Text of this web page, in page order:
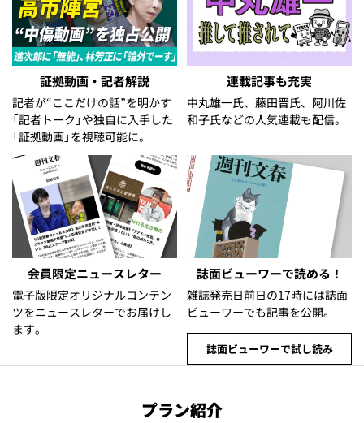
証拠動画・記者解説
記者が“ここだけの話”を明かす
「記者トーク」や独自に入手した
「証拠動画」を視聴可能に。
連載記事も充実
中丸雄一氏、藤田晋氏、阿川佐
和子氏などの人気連載も配信。
会員限定ニュースレター
電子版限定オリジナルコンテン
ツをニュースレターでお届けし
ます。
誌面ビューワーで読める！
雑誌発売日前日の17時には誌面
ビューワーでも記事を公開。
誌面ビューワーで試し読み
プラン紹介